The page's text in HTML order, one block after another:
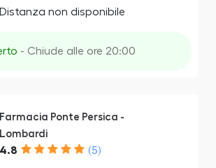
Distanza non disponibile
- Chiude alle ore 20:00
Farmacia Ponte Persica -
Lombardi
4.8 (5)